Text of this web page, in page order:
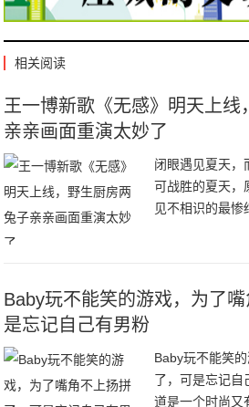
相关阅读
王一博新歌《无感》明天上线
亲亲画面重演太妙了
闭眼遇见夏天，
可战胜的夏天，
见不相识的最惨
我们这些追求
Baby玩不能笑的游戏，为了
是忘记自己有男粉
Baby玩不能笑
了，可是忘记自
道是一个时尚又